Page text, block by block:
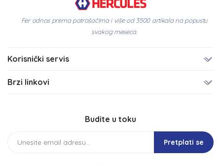
Fer odnos prema potrošačima i više od 3500 artikala na popustu
svakog meseca.
Korisnički servis
Brzi linkovi
Budite u toku
Pretplati se